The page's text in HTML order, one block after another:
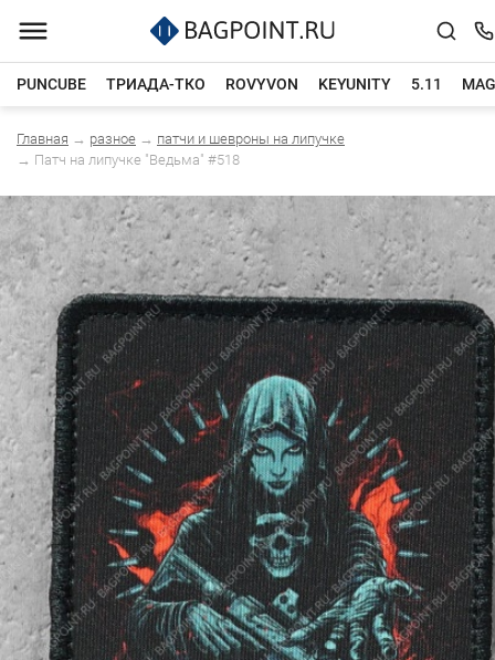
PUNCUBE ТРИАДА-ТКО ROVYVON KEYUNITY 5.11
Каталог товаров
Главная → разное → патчи и шевроны на липучке
→ Патч на липучке "Ведьма" #518